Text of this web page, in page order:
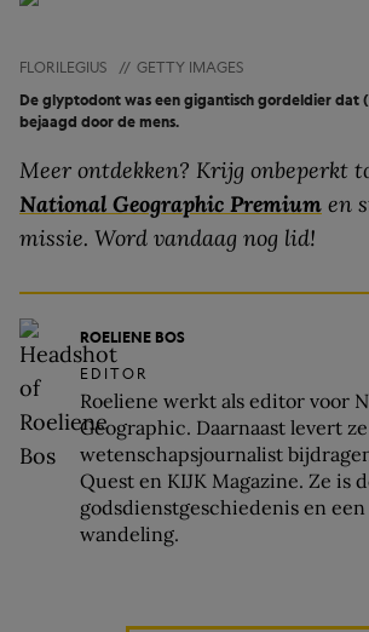
FLORILEGIUS // GETTY IMAGES
De glyptodont was een gigantisch gordeldier dat
bejaagd door de mens.
Meer ontdekken? Krijg onbeperkt
National Geographic Premium en
missie. Word vandaag nog lid!
ROELIENE BOS
EDITOR
Roeliene werkt als editor voor
Geographic. Daarnaast levert
wetenschapsjournalist
Quest en KIJK Magazine. Ze is
godsdienstgeschiedenis en een
wandeling.